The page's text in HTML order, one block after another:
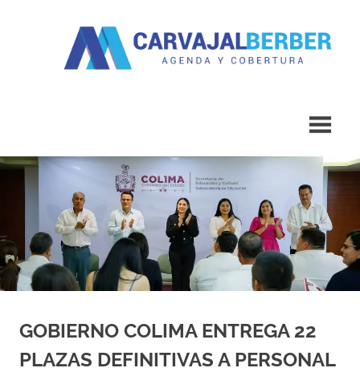
GOBIERNO COLIMA ENTREGA 22
PLAZAS DEFINITIVAS A PERSONAL